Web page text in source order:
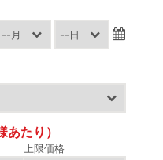
あたり）
上限価格